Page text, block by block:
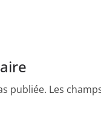
publiée. Les